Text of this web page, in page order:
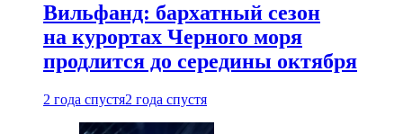
Вильфанд: бархатный сезон
на курортах Черного моря
продлится до середины октября
2 года спустя2 года спустя